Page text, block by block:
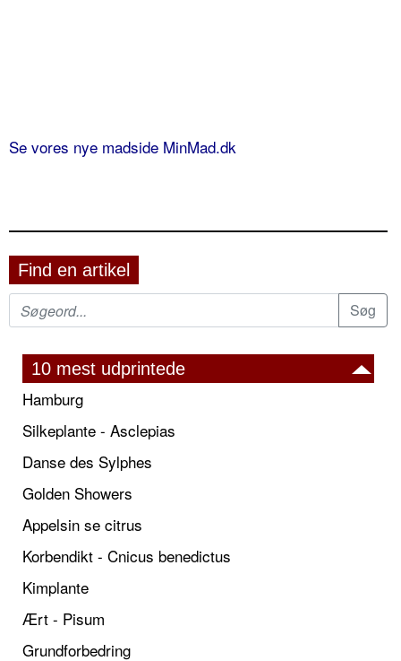
Se vores nye madside MinMad.dk
Find en artikel
10 mest udprintede
Hamburg
Silkeplante - Asclepias
Danse des Sylphes
Golden Showers
Appelsin se citrus
Korbendikt - Cnicus benedictus
Kimplante
Ært - Pisum
Grundforbedring